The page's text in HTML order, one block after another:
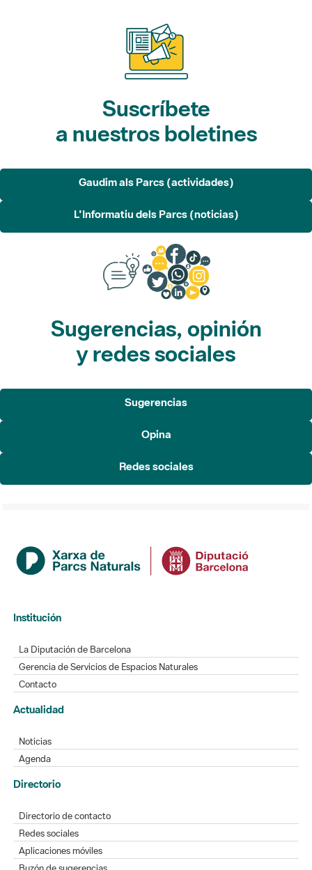
Suscríbete
a nuestros boletines
Gaudim als Parcs (actividades)
L'Informatiu dels Parcs (noticias)
Sugerencias, opinión
y redes sociales
Sugerencias
Opina
Redes sociales
Institución
La Diputación de Barcelona
Gerencia de Servicios de Espacios Naturales
Contacto
Actualidad
Noticias
Agenda
Directorio
Directorio de contacto
Redes sociales
Aplicaciones móviles